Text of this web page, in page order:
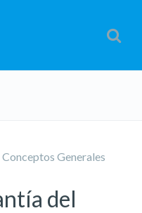
Conceptos Generales
del